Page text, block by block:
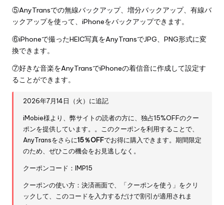
⑤AnyTransでの無線バックアップ、増分バックアップ、有線バ
ックアップを使って、iPhoneをバックアップできます。
⑥iPhoneで撮ったHEIC写真をAnyTransでJPG、PNG形式に変
換できます。
⑦好きな音楽をAnyTransでiPhoneの着信音に作成して設定す
ることができます。
2026年7月14日（火）に追記
iMobie様より、弊サイトの読者の方に、独占15%OFFのクー
ポンを提供しています。。このクーポンを利用することで、
AnyTransをさらに15％OFFでお得に購入できます。期間限定
のため、ぜひこの機会をお見逃しなく。
クーポンコード：IMP15
クーポンの使い方：決済画面で、「クーポンを使う」をクリ
ックして、このコードを入力するだけで割引が適用されま